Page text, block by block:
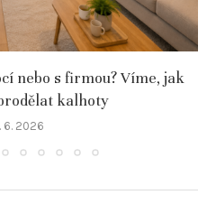
nebo s firmou? Víme, jak
kalhoty
6. 2026